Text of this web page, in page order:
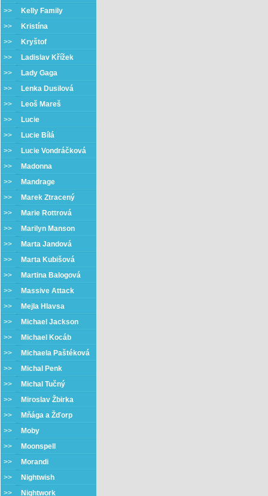
>>
Kelly Family
>>
Kristína
>>
Kryštof
>>
Ladislav Křížek
>>
Lady Gaga
>>
Lenka Dusilová
>>
Leoš Mareš
>>
Lucie
>>
Lucie Bílá
>>
Lucie Vondráčková
>>
Madonna
>>
Mandrage
>>
Marek Ztracený
>>
Marie Rottrová
>>
Marilyn Manson
>>
Marta Jandová
>>
Marta Kubišová
>>
Martina Balogová
>>
Massive Attack
>>
Mejla Hlavsa
>>
Michael Jackson
>>
Michael Kocáb
>>
Michaela Paštéková
>>
Michal Penk
>>
Michal Tučný
>>
Miroslav Žbirka
>>
Mňága a Žďorp
>>
Moby
>>
Moonspell
>>
Morandi
>>
Nightwish
>>
Nightwork